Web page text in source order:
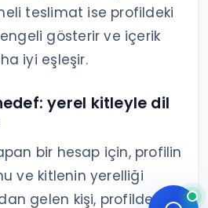
teslimat ise profildeki
gösterir ve içerik
iyi eşleşir.
yerel kitleyle dil
bir hesap için, profilin
ve kitlenin yerelliği
gelen kişi, profilde